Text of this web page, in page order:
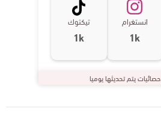
انستغرام
1k
تيكتوك
1k
يتم تحديثها يوميا